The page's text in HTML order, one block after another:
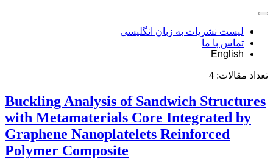
لیست نشریات به زبان انگلیسی
تماس با ما
English
تعداد مقالات: 4
Buckling Analysis of Sandwich Structures
with Metamaterials Core Integrated by
Graphene Nanoplatelets Reinforced
Polymer Composite